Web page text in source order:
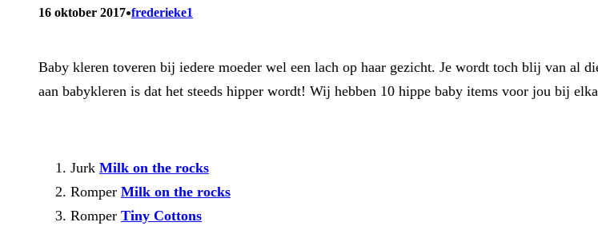
16 oktober 2017•frederieke1
Baby kleren toveren bij iedere moeder wel een lach op haar gezicht. Je wordt toch blij van al
aan babykleren is dat het steeds hipper wordt! Wij hebben 10 hippe baby items voor jou bij
Jurk Milk on the rocks
Romper Milk on the rocks
Romper Tiny Cottons